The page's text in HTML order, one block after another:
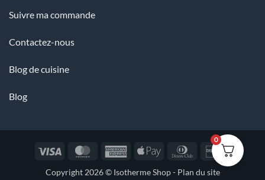
Suivre ma commande
Contactez-nous
Blog de cuisine
Blog
Visa MasterCardAmericanApple
Dinners
Discover
Copyright 2026 © Isotherme Shop- Plan du site
0